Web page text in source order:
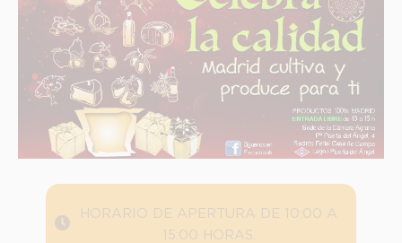
HORARIO DE APERTURA DE 10:00 A
15:00 HORAS.